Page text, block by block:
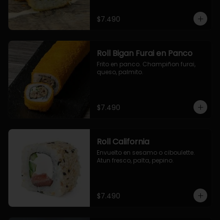
$7.490
Roll Bigan Furai en Panco
Frito en panco. Champiñon furai,
queso, palmito.
$7.490
Roll California
Envuelto en sesamo o ciboulette.
Atun fresco, palta, pepino.
$7.490